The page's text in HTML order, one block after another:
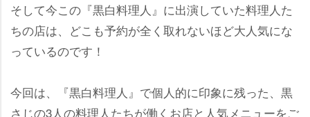
そして今この『黒白料理人』に出演していた料理人た
ちの店は、どこも予約が全く取れないほど大人気にな
っているのです！
今回は、『黒白料理人』で個人的に印象に残った、黒
さじの3人の料理人たちが働くお店と人気メニューをご